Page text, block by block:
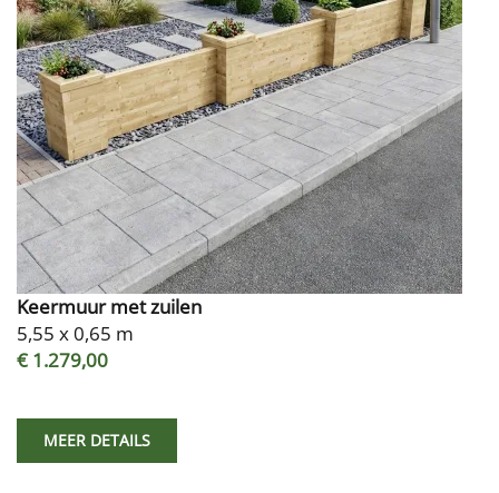
Keermuur met zuilen
5,55 x 0,65 m
€ 1.279,00
MEER DETAILS